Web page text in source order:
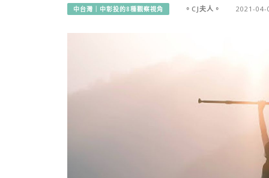
中台灣｜中彰投的8種觀察視角 。CJ夫人。 2021-04-